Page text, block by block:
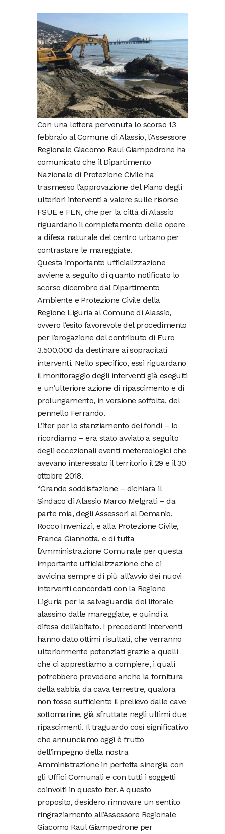
Con una lettera pervenuta lo scorso 13
febbraio al Comune di Alassio, l’Assessore
Regionale Giacomo Raul Giampedrone ha
comunicato che il Dipartimento
Nazionale di Protezione Civile ha
trasmesso l’approvazione del Piano degli
ulteriori interventi a valere sulle risorse
FSUE e FEN, che per la città di Alassio
riguardano il completamento delle opere
a difesa naturale del centro urbano per
contrastare le mareggiate.
Questa importante ufficializzazione
avviene a seguito di quanto notificato lo
scorso dicembre dal Dipartimento
Ambiente e Protezione Civile della
Regione Liguria al Comune di Alassio,
ovvero l’esito favorevole del procedimento
per l’erogazione del contributo di Euro
3.500.000 da destinare ai sopracitati
interventi. Nello specifico, essi riguardano
il monitoraggio degli interventi già eseguiti
e un’ulteriore azione di ripascimento e di
prolungamento, in versione soffolta, del
pennello Ferrando.
L’iter per lo stanziamento dei fondi – lo
ricordiamo – era stato avviato a seguito
degli eccezionali eventi metereologici che
avevano interessato il territorio il 29 e il 30
ottobre 2018.
“Grande soddisfazione – dichiara il
Sindaco di Alassio Marco Melgrati – da
parte mia, degli Assessori al Demanio,
Rocco Invenizzi, e alla Protezione Civile,
Franca Giannotta, e di tutta
l’Amministrazione Comunale per questa
importante ufficializzazione che ci
avvicina sempre di più all’avvio dei nuovi
interventi concordati con la Regione
Liguria per la salvaguardia del litorale
alassino dalle mareggiate, e quindi a
difesa dell’abitato. I precedenti interventi
hanno dato ottimi risultati, che verranno
ulteriormente potenziati grazie a quelli
che ci apprestiamo a compiere, i quali
potrebbero prevedere anche la fornitura
della sabbia da cava terrestre, qualora
non fosse sufficiente il prelievo dalle cave
sottomarine, già sfruttate negli ultimi due
ripascimenti. Il traguardo così significativo
che annunciamo oggi è frutto
dell’impegno della nostra
Amministrazione in perfetta sinergia con
gli Uffici Comunali e con tutti i soggetti
coinvolti in questo iter. A questo
proposito, desidero rinnovare un sentito
ringraziamento all’Assessore Regionale
Giacomo Raul Giampedrone per